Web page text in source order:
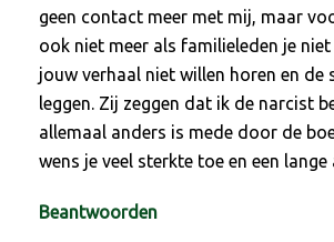
geen contact meer met mij, maar
ook niet meer als familieleden je
jouw verhaal niet willen horen en de
leggen. Zij zeggen dat ik de narcist
allemaal anders is mede door de
wens je veel sterkte toe en een lange
Beantwoorden